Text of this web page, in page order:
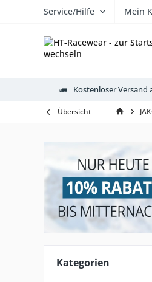
Service/Hilfe Mein
Underwear
Kostenloser Versand
Übersicht
Kategorien